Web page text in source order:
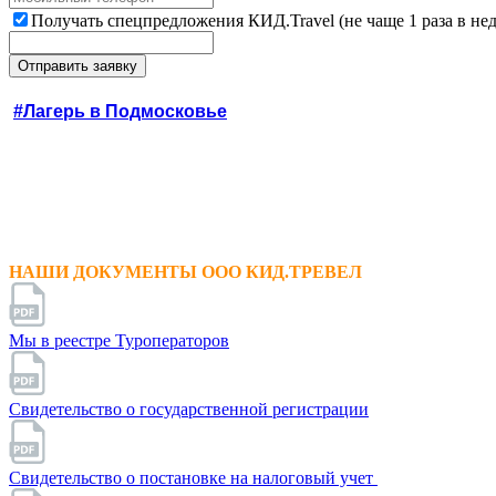
Получать спецпредложения КИД.Travel (не чаще 1 раза в
#Лагерь в Подмосковье
НАШИ ДОКУМЕНТЫ ООО КИД.ТРЕВЕЛ
Мы в реестре Туроператоров
Свидетельство о государственной регистрации
Свидетельство о постановке на налоговый учет